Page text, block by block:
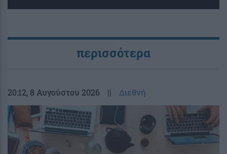
περισσότερα
20:12, 8 Αυγούστου 2026 || Διεθνή